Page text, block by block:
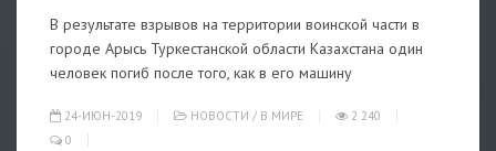
В результате взрывов на территории воинской части в
городе Арысь Туркестанской области Казахстана один
человек погиб после того, как в его машину
24-ИЮН-2019 НОВОСТИ / В МИРЕ
2 240
0